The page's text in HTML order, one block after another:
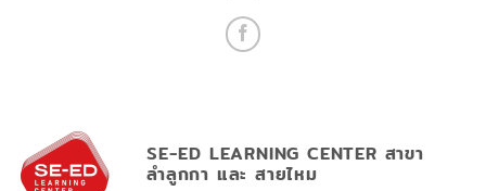
SE-ED LEARNING CENTER สาขา
ลำลูกกา และ สายไหม